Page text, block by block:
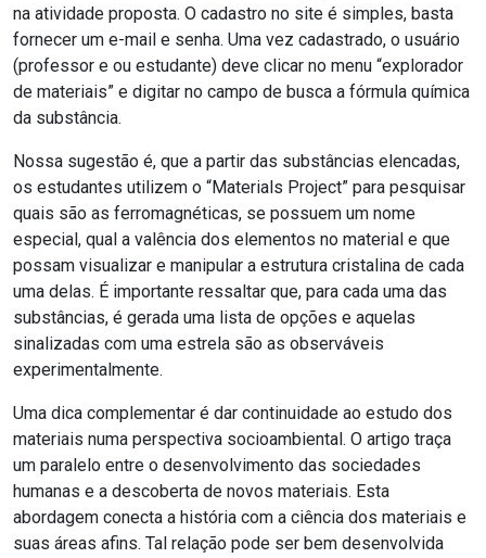
na atividade proposta. O cadastro no site é simples, basta
fornecer um e-mail e senha. Uma vez cadastrado, o usuário
(professor e ou estudante) deve clicar no menu “explorador
de materiais” e digitar no campo de busca a fórmula química
da substância.
Nossa sugestão é, que a partir das substâncias elencadas,
os estudantes utilizem o “Materials Project” para pesquisar
quais são as ferromagnéticas, se possuem um nome
especial, qual a valência dos elementos no material e que
possam visualizar e manipular a estrutura cristalina de cada
uma delas. É importante ressaltar que, para cada uma das
substâncias, é gerada uma lista de opções e aquelas
sinalizadas com uma estrela são as observáveis
experimentalmente.
Uma dica complementar é dar continuidade ao estudo dos
materiais numa perspectiva socioambiental. O artigo traça
um paralelo entre o desenvolvimento das sociedades
humanas e a descoberta de novos materiais. Esta
abordagem conecta a história com a ciência dos materiais e
suas áreas afins. Tal relação pode ser bem desenvolvida